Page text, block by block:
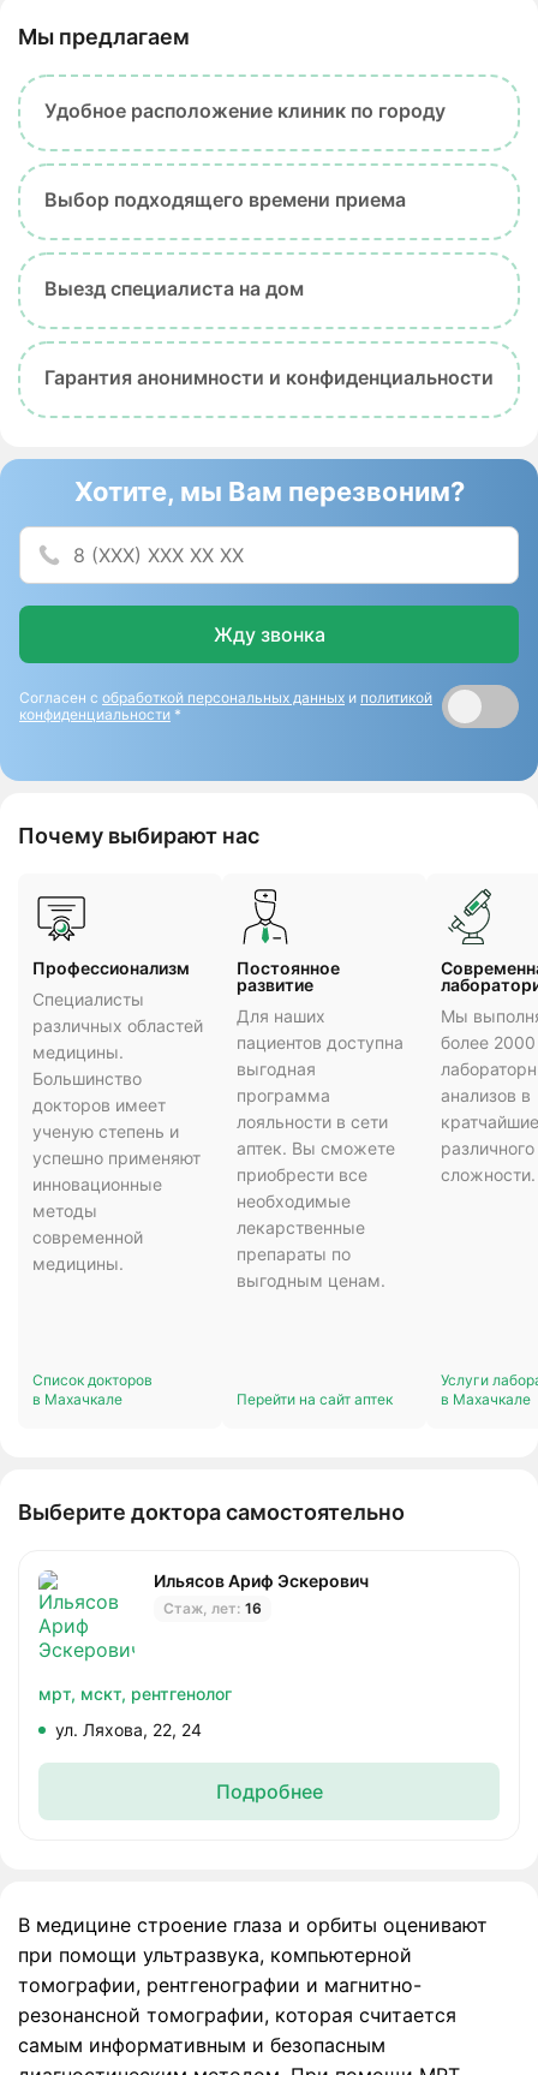
Мы предлагаем
Удобное расположение клиник по городу
Выбор подходящего времени приема
Выезд специалиста на дом
Гарантия анонимности и конфиденциальности
Хотите, мы Вам перезвоним?
Жду звонка
Согласен с обработкой персональных данных и политикой
конфиденциальности *
Почему выбирают нас
Профессионализм
Специалисты
различных областей
медицины.
Большинство
докторов имеет
ученую степень и
успешно применяют
инновационные
методы
современной
медицины.
Список докторов
в Махачкале
Постоянное
развитие
Для наших
пациентов доступна
выгодная
программа
лояльности в сети
аптек. Вы сможете
приобрести все
необходимые
лекарственные
препараты по
выгодным ценам.
Перейти на сайт аптек
Мы
более
анализов в
сложности.
Услуги
в Махачкале
Выберите доктора самостоятельно
Ильясов Ариф Эскерович
Стаж, лет: 16
мрт, мскт, рентгенолог
ул. Ляхова, 22, 24
Подробнее
В медицине строение глаза и орбиты оценивают
при помощи ультразвука, компьютерной
томографии, рентгенографии и магнитно-
резонансной томографии, которая считается
самым информативным и безопасным